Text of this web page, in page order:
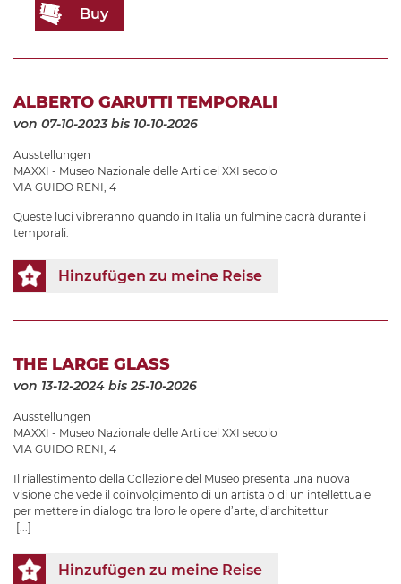
Buy
ALBERTO GARUTTI TEMPORALI
von 07-10-2023bis 10-10-2026
Ausstellungen
MAXXI - Museo Nazionale delle Arti del XXI secolo
VIA GUIDO RENI, 4
Queste luci vibreranno quando in Italia un fulmine cadrà durante i
temporali.
Hinzufügen zu meine Reise
THE LARGE GLASS
von 13-12-2024 bis 25-10-2026
Ausstellungen
MAXXI - Museo Nazionale delle Arti del XXI secolo
VIA GUIDO RENI, 4
Il riallestimento della Collezione del Museo presenta una nuova
visione che vede il coinvolgimento di un artista o di un intellettuale
per mettere in dialogo tra loro le opere d’arte, d’architettur
[...]
Hinzufügen zu meine Reise